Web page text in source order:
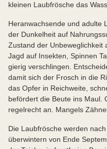
kleinen Laubfrösche das
Heranwachsende und adulte
der Dunkelheit auf
Zustand der Unbeweglichkeit
Jagd auf Insekten, Spinnen
gierig verschlingen.
damit sich der Frosch in die
das Opfer in Reichweite,
befördert die Beute ins Maul.
regelrecht an. Mangels
Die Laubfrösche werden
überwintern von Ende